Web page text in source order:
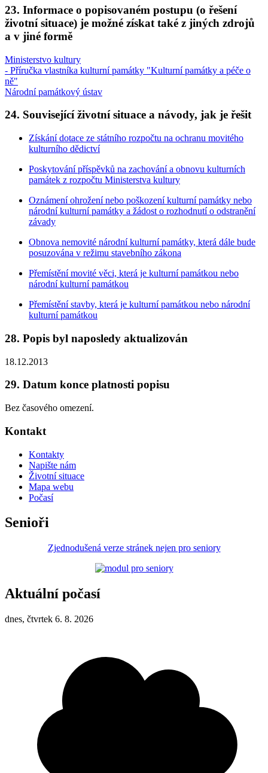
23. Informace o popisovaném postupu (o řešení
životní situace) je možné získat také z jiných zdrojů
a v jiné formě
Ministerstvo kultury
- Příručka vlastníka kulturní památky "Kulturní památky a péče o
ně"
Národní památkový ústav
24. Související životní situace a návody, jak je řešit
Získání dotace ze státního rozpočtu na ochranu movitého
kulturního dědictví
Poskytování příspěvků na zachování a obnovu kulturních
památek z rozpočtu Ministerstva kultury
Oznámení ohrožení nebo poškození kulturní památky nebo
národní kulturní památky a žádost o rozhodnutí o odstranění
závady
Obnova nemovité národní kulturní památky, která dále bude
posuzována v režimu stavebního zákona
Přemístění movité věci, která je kulturní památkou nebo
národní kulturní památkou
Přemístění stavby, která je kulturní památkou nebo národní
kulturní památkou
28. Popis byl naposledy aktualizován
18.12.2013
29. Datum konce platnosti popisu
Bez časového omezení.
Kontakt
Kontakty
Napište nám
Životní situace
Mapa webu
Počasí
Senioři
Zjednodušená verze stránek nejen pro seniory
Aktuální počasí
dnes, čtvrtek 6. 8. 2026